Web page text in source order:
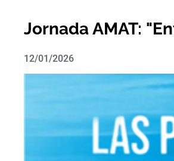
919 61 61
Jornada AMAT:
12/01/2026